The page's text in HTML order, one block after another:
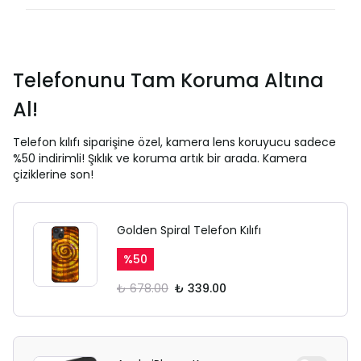
Telefonunu Tam Koruma Altına
Al!
Telefon kılıfı siparişine özel, kamera lens koruyucu sadece
%50 indirimli! Şıklık ve koruma artık bir arada. Kamera
çiziklerine son!
Golden Spiral Telefon Kılıfı
%50
₺ 678.00 ₺ 339.00